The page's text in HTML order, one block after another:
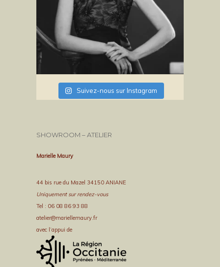
Suivez-nous sur Instagram
SHOWROOM – ATELIER
Marielle Maury
44 bis rue du Mazel 34150 ANIANE
Uniquement sur rendez-vous
Tel : 06 08 86 93 88
atelier@mariellemaury.fr
avec l’appui de